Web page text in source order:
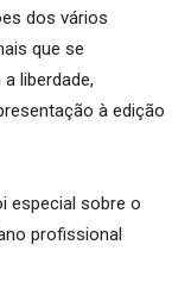
dos vários
que se
liberdade,
à edição
especial sobre o
profissional